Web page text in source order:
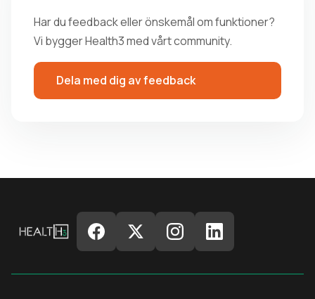
Har du feedback eller önskemål om funktioner?
Vi bygger Health3 med vårt community.
Dela med dig av feedback